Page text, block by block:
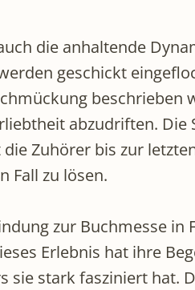
die anhaltende
geschickt
beschrieben
abzudriften.
Zuhörer bis zur
Fall zu lösen.
zur Buchmesse
Erlebnis hat ihre
sie stark fasziniert hat.